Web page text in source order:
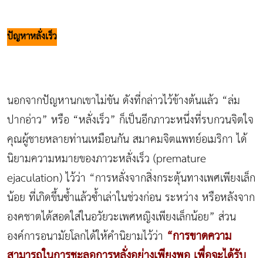
ปัญหาหลั่งเร็ว
นอกจากปัญหานกเขาไม่ขัน ดังที่กล่าวไว้ข้างต้นแล้ว “ล่ม
ปากอ่าว” หรือ “หลั่งเร็ว” ก็เป็นอีกภาวะหนึ่งที่รบกวนจิตใจ
คุณผู้ชายหลายท่านเหมือนกัน สมาคมจิตแพทย์อเมริกา ได้
นิยามความหมายของภาวะหลั่งเร็ว (premature
ejaculation) ไว้ว่า “การหลั่งจากสิ่งกระตุ้นทางเพศเพียงเล็ก
น้อย ที่เกิดขึ้นซ้ำแล้วซ้ำเล่าในช่วงก่อน ระหว่าง หรือหลังจาก
องคชาตได้สอดใส่ในอวัยวะเพศหญิงเพียงเล็กน้อย” ส่วน
องค์การอนามัยโลกได้ให้คำนิยามไว้ว่า “การขาดความ